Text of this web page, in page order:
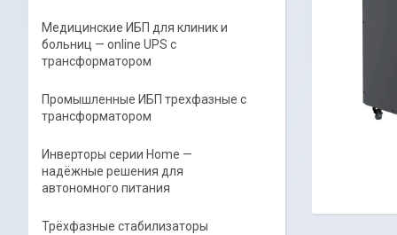
Медицинские ИБП для клиник и
больниц — online UPS с
трансформатором
Промышленные ИБП трехфазные c
трансформатором
Инверторы серии Home —
надёжные решения для
автономного питания
Трёхфазные стабилизаторы